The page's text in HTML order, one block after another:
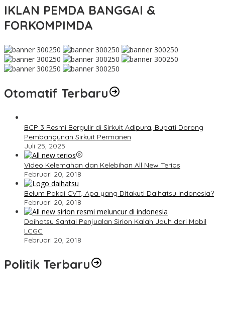
IKLAN PEMDA BANGGAI &
FORKOMPIMDA
Otomatif Terbaru
BCP 3 Resmi Bergulir di Sirkuit Adipura, Bupati Dorong
Pembangunan Sirkuit Permanen
Juli 25, 2025
Video Kelemahan dan Kelebihan All New Terios
Februari 20, 2018
Belum Pakai CVT, Apa yang Ditakuti Daihatsu Indonesia?
Februari 20, 2018
Daihatsu Santai Penjualan Sirion Kalah Jauh dari Mobil
LCGC
Februari 20, 2018
Politik Terbaru